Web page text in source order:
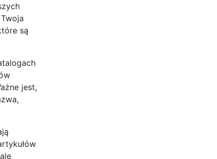
są
jest,